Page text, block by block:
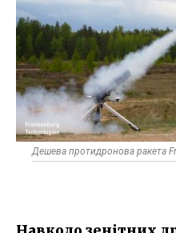
Дешева протидронова ракета